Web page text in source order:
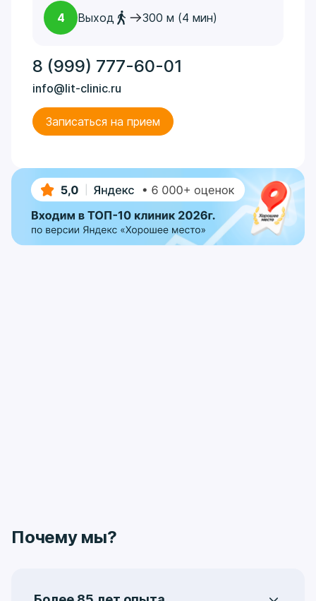
4 Выход 300 м (4 мин)
8 (999) 777-60-01
info@lit-clinic.ru
Записаться на прием
Почему мы?